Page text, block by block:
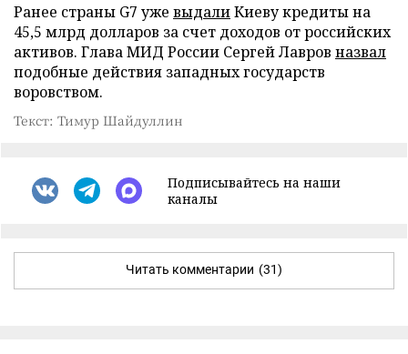
Ранее страны G7 уже выдалиКиеву кредиты на
45,5 млрд долларов за счет доходов от российских
активов. Глава МИД России Сергей Лавров назвал
подобные действия западных государств
воровством.
Текст: Тимур Шайдуллин
Подписывайтесь на наши
каналы
Читать комментарии (31)